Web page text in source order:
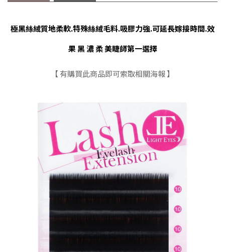
極黑絲絨質地柔軟.特殊絲絨毛料.吸膠力強.可延長嫁接時間.效
果 黑 濃 柔 美睫師第一選擇
【 有購買此商品即可索取相關海報 】